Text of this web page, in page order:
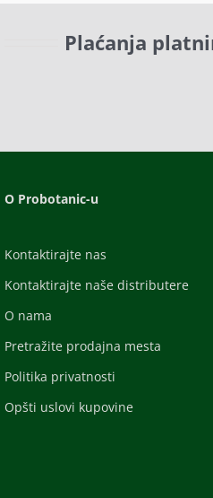
Plaćanja
O Probotanic-u
Kontaktirajte nas
Kontaktirajte naše distributere
O nama
Pretražite prodajna mesta
Politika privatnosti
Opšti uslovi kupovine